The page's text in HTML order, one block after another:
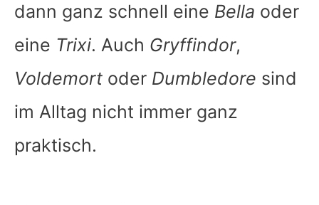
dann ganz schnell eine Bella oder
eine Trixi. Auch Gryffindor,
Voldemortoder Dumbledore sind
im Alltag nicht immer ganz
praktisch.